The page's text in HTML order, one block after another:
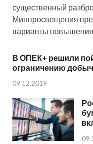
существенный
Минпросвещения
варианты повышения
В ОПЕК+ решили
ограничению
09.12.2019